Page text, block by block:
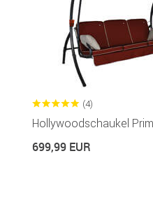
(4)
Hollywoodschaukel
699,99 EUR